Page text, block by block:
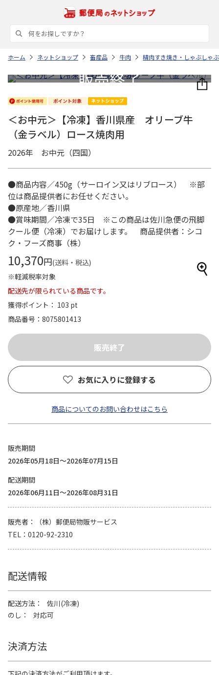
ホーム ネットショップ 畜産品 牛肉 精肉すき焼き・しゃぶしゃ
＜お中元＞【冷凍】香川県産 オリーブ牛
（金ラベル）ロース焼肉用
2026年 お中元（四国）
●商品内容／450g（サーロイン又はリブロース） ※部
位は商品提供者にお任せください。
●原産地／香川県
●賞味期間／冷凍で35日 ※この商品は佐川急便の飛脚
クール便（冷凍）でお届けします。 商品提供者：シコ
ク・フーズ商事（株）
10,370円(送料・税込)
※軽減税率対象
配送先が限られている商品です。
獲得ポイント： 103 pt
商品番号
8075801413
お気に入りに登録する
商品についてのお問い合わせはこちら
販売期間
2026年05月18日～2026年07月15日
配送期間
2026年06月11日～2026年08月31日
販売者
（株）郵便局物販サービス
TEL
0120-92-2310
配送情報
配送方法
佐川(冷凍)
のし
対応可
決済方法